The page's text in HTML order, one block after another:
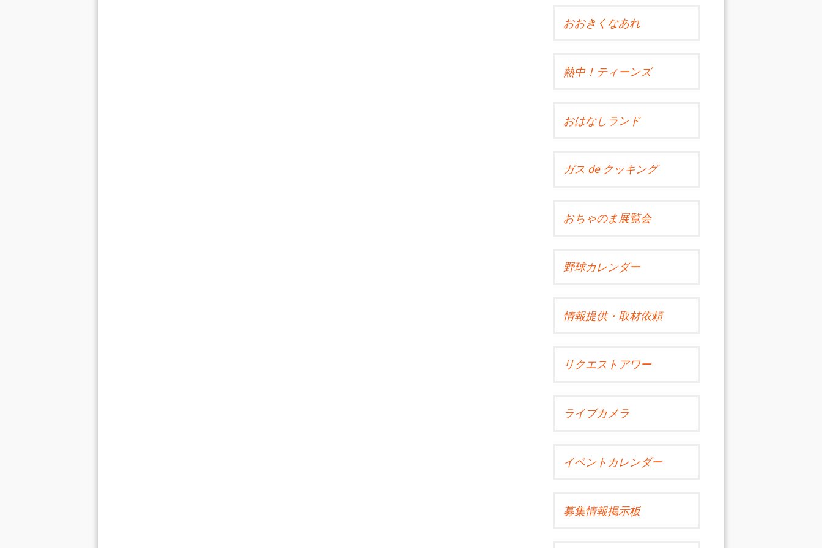
おおきくなあれ
熱中！ティーンズ
おはなしランド
ガス de クッキング
おちゃのま展覧会
野球カレンダー
情報提供・取材依頼
リクエストアワー
ライブカメラ
イベントカレンダー
募集情報掲示板